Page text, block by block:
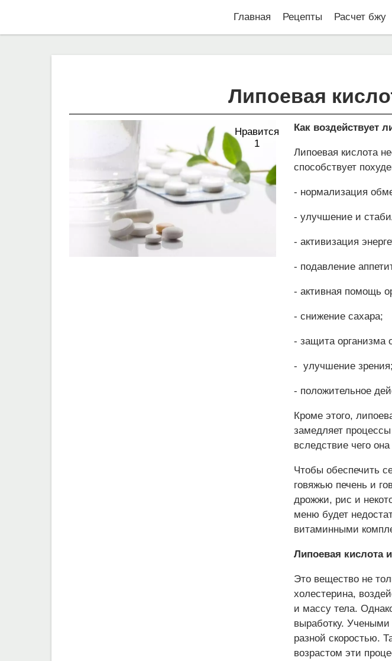
Главная Рецепты Расчет бжу
Липоевая
Нравится
1
Как воздействует
Липоевая кислота
способствует
- нормализация
- улучшение и
- активизация
- подавление
- активная помощь
- снижение сахара;
- защита организма
- улучшение зрения;
- положительное
Кроме этого,
замедляет
вследствие чего
Чтобы обеспечить
говяжью печень и
дрожжи, рис и
меню будет
витаминными
Липоевая кислота
Это вещество не
холестерина,
и массу тела.
выработку. Учеными
разной скоростью.
возрастом эти